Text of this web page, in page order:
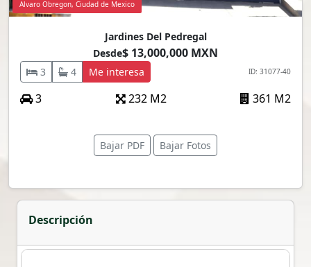
Alvaro Obregon, Ciudad de Mexico
Jardines Del Pedregal
Desde$ 13,000,000 MXN
3 4 Me interesa ID: 31077-40
3 232 M2 361 M2
Bajar PDF Bajar Fotos
Descripción